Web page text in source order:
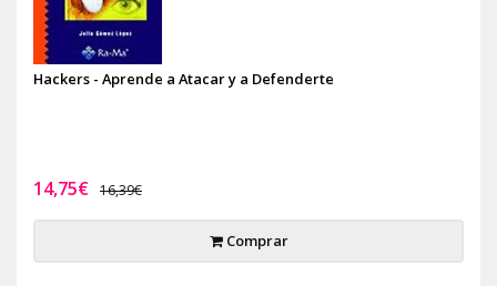
Hackers - Aprende a Atacar y a Defenderte
14,75€ 16,39€
Comprar